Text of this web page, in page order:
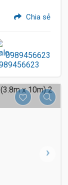
Chia sẻ
0989456623